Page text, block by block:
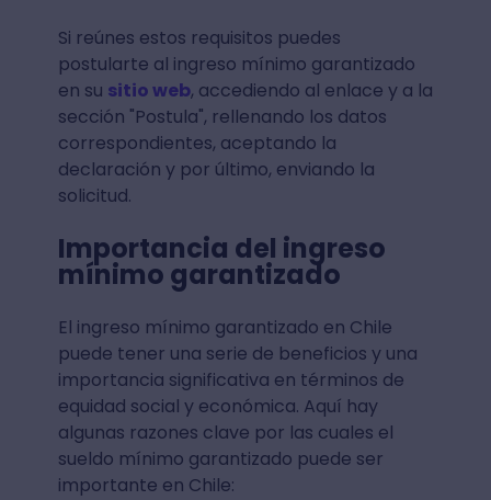
Si reúnes estos requisitos puedes
postularte al ingreso mínimo garantizado
en su sitio web, accediendo al enlace y a la
sección "Postula", rellenando los datos
correspondientes, aceptando la
declaración y por último, enviando la
solicitud.
Importancia del ingreso
mínimo garantizado
El ingreso mínimo garantizado en Chile
puede tener una serie de beneficios y una
importancia significativa en términos de
equidad social y económica. Aquí hay
algunas razones clave por las cuales el
sueldo mínimo garantizado puede ser
importante en Chile: